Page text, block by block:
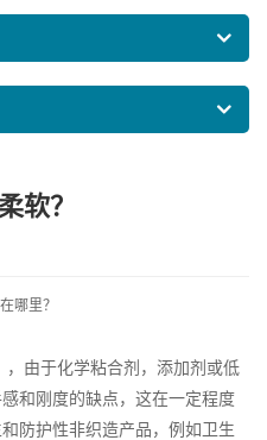
软？
哪里？
，由于化学粘合剂，添加剂或低
和刚度的缺点，这在一定程度
防护性非织造产品，例如卫生